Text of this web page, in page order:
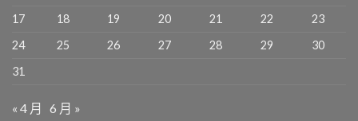
17
18 19 20 21 22
23
24
25 26 27 28 29
30
31
« 4 月 6 月 »